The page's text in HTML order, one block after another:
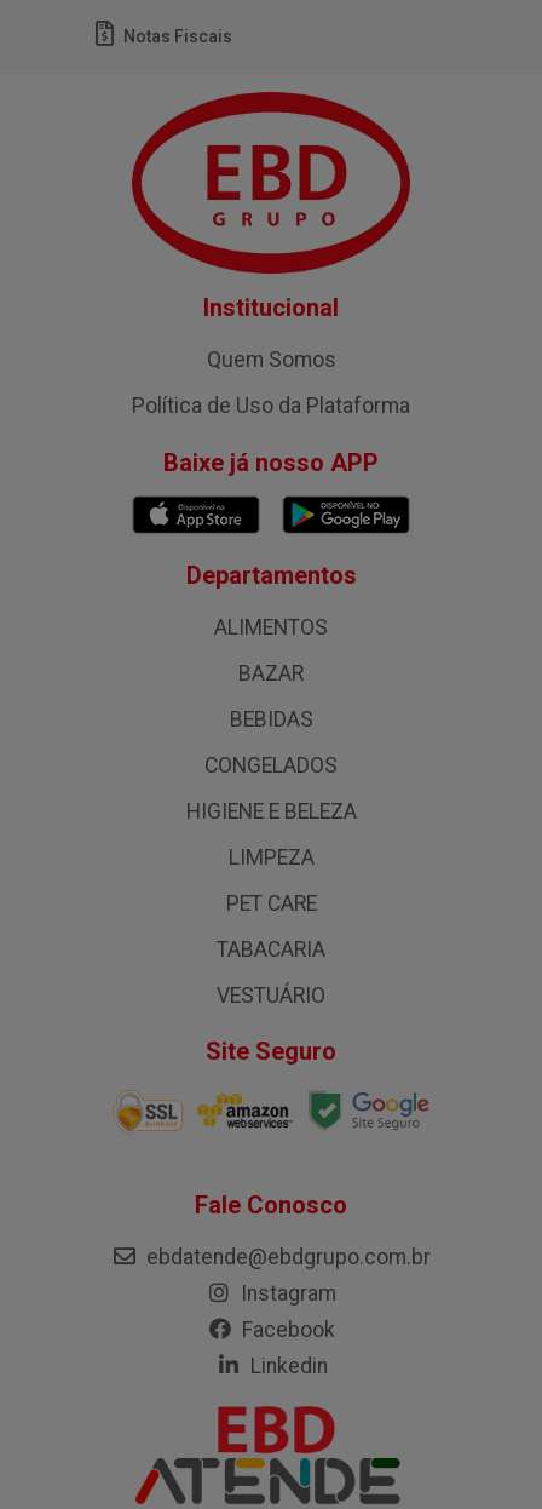
Notas Fiscais
Institucional
Quem Somos
Política de Uso da Plataforma
Baixe já nosso APP
Departamentos
ALIMENTOS
BAZAR
BEBIDAS
CONGELADOS
HIGIENE E BELEZA
LIMPEZA
PET CARE
TABACARIA
VESTUÁRIO
Site Seguro
Fale Conosco
ebdatende@ebdgrupo.com.br
Instagram
Facebook
Linkedin